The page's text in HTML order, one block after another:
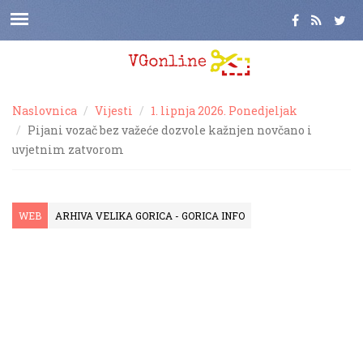
Naslovnica Vijesti
1. lipnja 2026. Ponedjeljak
Pijani vozač bez važeće dozvole kažnjen novčano i
uvjetnim zatvorom
WEB ARHIVA VELIKA GORICA - GORICA INFO